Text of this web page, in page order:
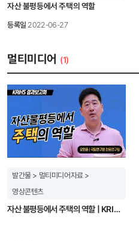
업무지원 - 입출금 관련 서류 확인 및 보고 업
기간별 한국은행 기준금리 및 상시 특별금리 제
자금집행에 따른 금융수수료 면제 - 우리 원
통합자금관리시스템 구축 - 청사 내 입출금 및
원활한 금융서비스 지원 방안 나. 법인카드 관
여부 - 국가권익위원회 권고사항 준수 및 디자
시스템 도입 - 법인카드 발급 및 사용(승인)내역 실시간 제공
이상거래 알림 등 실시간 모니터링 시스템 제
제공내역 등에 관한 내용 - 법인카드 종류: 클
- 전담직원과 전용 콜센터 운용 및 기타 부가
SMS 전송 수수료 등 법인카드 관련 수수료
경영관리시스템과 데이터 연동 시스템 구축
전송 - 전체 금융기관 예치 자금 현황을 확인
※ 상기 내역은 연구원 경영관리시스템과 연계
저출산고령사회위원회 인구·재정분과에 참여
위한 정책방향과 대안에 대해 고민하기 시작했
대해서도 회의적이었다. 그러다, 2025년 원내
그동안 고민해왔던 청년 주거문제에 대한 문제
기존 주거정책 연구들이 특정 취약계층에 초점
전체 청년을 포괄적으로 다룬 장기적 관점의
주거 문제를 단순히 ‘집’의 문제로 국한하지
차원과 연결해 다차원적으로 조명했다. 이 과정
가지 핵심 키워드를 도출해 청년 주거 비전과
구체화할 수 있었다. 단편적인 전월세 자금 대
기반한 주거지원 제도로의 패러다임 전환이 필
검토하고, 구체적이지는 않지만 개선 방향을
KRIHS: 연구 수행과정에서 있었던 에피소드는? 이길제: 내 나이가 이제 청년과는 거리가
멀어져서 청년이 생각하는 가치관을 제대로
있었다. 그래서 2009년부터 2024년까지 트렌
자산 불평등에서 주택의 역할
등록일 2022-06-27
멀티미디어 (1)
발간물 > 멀티미디어자료 >
영상콘텐츠
자산 불평등에서 주택의 역할 | KRIHS 성